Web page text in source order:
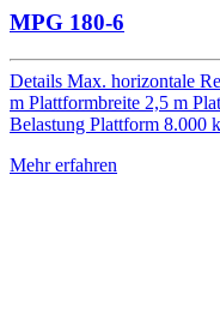
MPG 180-6
Details Max. horizontale
m Plattformbreite 2,5 m
Belastung Plattform
Mehr erfahren